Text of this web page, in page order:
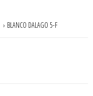
BLANCO DALAGO 5-F